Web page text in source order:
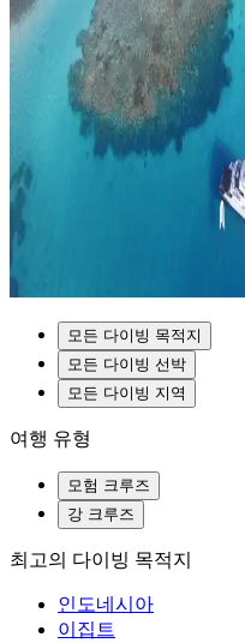
모든 다이빙 목적지
모든 다이빙 선박
모든 다이빙 지역
여행 유형
모험 크루즈
강 크루즈
최고의 다이빙 목적지
인도네시아
이집트